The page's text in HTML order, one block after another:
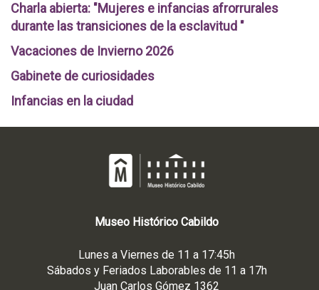
Charla abierta: "Mujeres e infancias afrorrurales
durante las transiciones de la esclavitud "
Vacaciones de Invierno 2026
Gabinete de curiosidades
Infancias en la ciudad
Museo Histórico Cabildo
Lunes a Viernes de 11 a 17:45h
Sábados y Feriados Laborables de 11 a 17h
Juan Carlos Gómez 1362